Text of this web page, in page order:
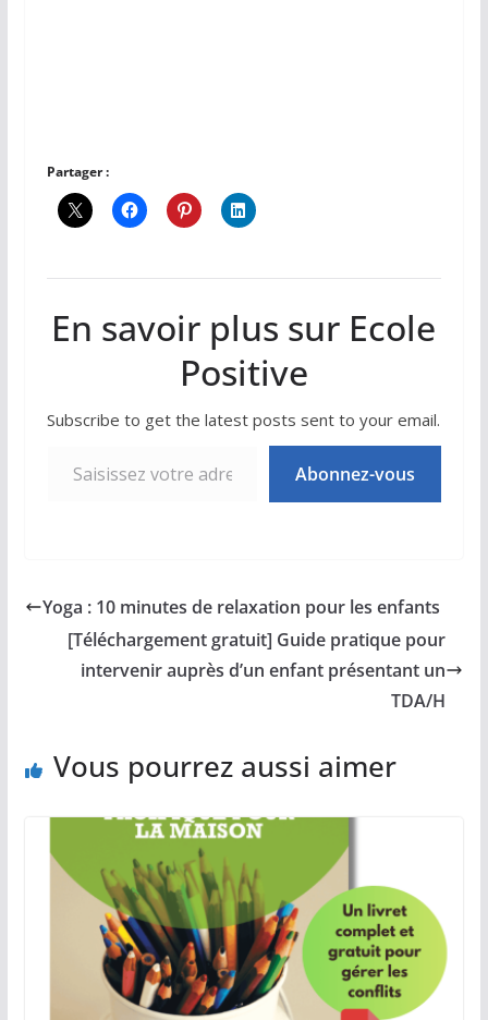
Partager :
En savoir plus sur Ecole
Positive
Subscribe to get the latest posts sent to your email.
Abonnez-vous
Yoga : 10 minutes de relaxation pour les enfants
[Téléchargement gratuit] Guide pratique pour
intervenir auprès d’un enfant présentant un
TDA/H
Vous pourrez aussi aimer